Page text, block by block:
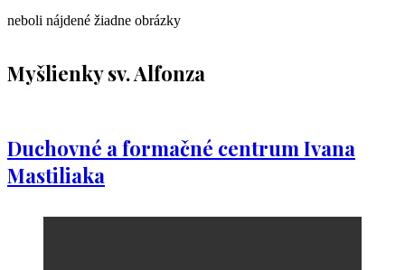
neboli nájdené žiadne obrázky
Myšlienky sv. Alfonza
Duchovné a formačné centrum Ivana
Mastiliaka